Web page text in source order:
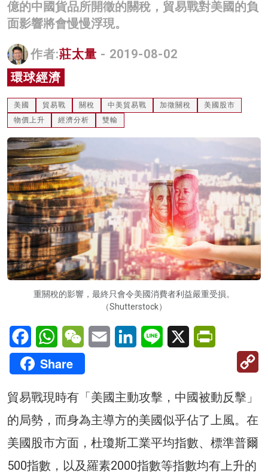
影片
名家榜
灼見活動
億的中國貨品所開徵的關稅，貿易戰對美國的負
面影響將會慢慢浮現。
作者:莊太量 - 2019-08-02
環球經濟
美國 貿易戰 關稅 中美貿易戰 加徵關稅
美國股市
物價上升
經濟分析 雙輸
重關稅的影響，最終只會令美國消費者利益嚴重受損。
（Shutterstock）
FacebookWhatsAppWeChatEmail LinkedInLine X
Share
貿易戰現時有「美國主動攻擊，中國被動反擊」
的局勢，而身為主導方的美國似乎佔了上風。在
美國股市方面，杜瓊斯工業平均指數、標準普爾
500指數，以及羅素2000指數等指數均有上升的